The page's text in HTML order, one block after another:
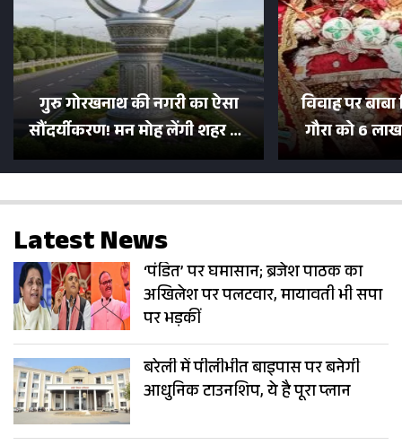
गुरु गोरखनाथ की नगरी का ऐसा
सौंदर्यीकरण! मन मोह लेंगी शहर की
सड़कें; देखें Photos
विवाह पर
गौरा को 6
500 भक्तों
Latest News
‘पंडित’ पर घमासान; ब्रजेश पाठक का
अखिलेश पर पलटवार, मायावती भी सपा
पर भड़कीं
बरेली में पीलीभीत बाइपास पर बनेगी
आधुनिक टाउनशिप, ये है पूरा प्लान